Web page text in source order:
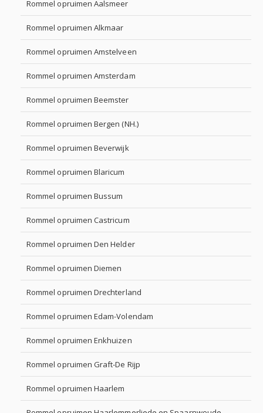
Rommel opruimen Aalsmeer
Rommel opruimen Alkmaar
Rommel opruimen Amstelveen
Rommel opruimen Amsterdam
Rommel opruimen Beemster
Rommel opruimen Bergen (NH.)
Rommel opruimen Beverwijk
Rommel opruimen Blaricum
Rommel opruimen Bussum
Rommel opruimen Castricum
Rommel opruimen Den Helder
Rommel opruimen Diemen
Rommel opruimen Drechterland
Rommel opruimen Edam-Volendam
Rommel opruimen Enkhuizen
Rommel opruimen Graft-De Rijp
Rommel opruimen Haarlem